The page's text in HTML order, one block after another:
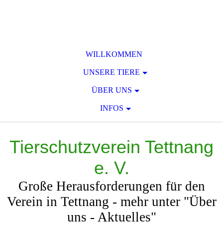
WILLKOMMEN
UNSERE TIERE
ÜBER UNS
INFOS
Tierschutzverein Tettnang
e. V.
Große Herausforderungen für den
Verein in Tettnang - mehr unter "Über
uns - Aktuelles"